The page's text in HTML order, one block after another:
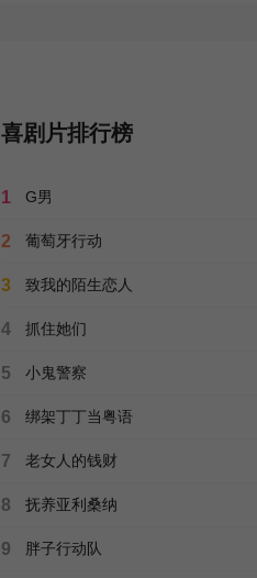
喜剧片排行榜
1 G男
2 葡萄牙行动
3 致我的陌生恋人
4 抓住她们
5 小鬼警察
6 绑架丁丁当粤语
7 老女人的钱财
8 抚养亚利桑纳
9 胖子行动队